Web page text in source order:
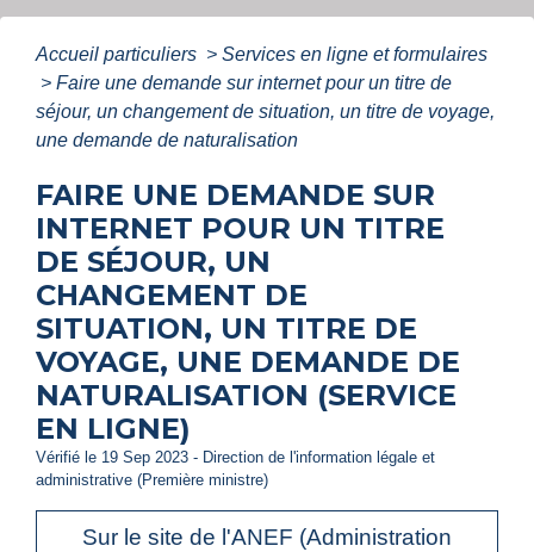
Accueil particuliers > Services en ligne et formulaires
> Faire une demande sur internet pour un titre de
séjour, un changement de situation, un titre de voyage,
une demande de naturalisation
FAIRE UNE DEMANDE SUR
INTERNET POUR UN TITRE
DE SÉJOUR, UN
CHANGEMENT DE
SITUATION, UN TITRE DE
VOYAGE, UNE DEMANDE DE
NATURALISATION (SERVICE
EN LIGNE)
Vérifié le 19 Sep 2023 - Direction de l'information légale et
administrative (Première ministre)
Sur le site de l'ANEF (Administration